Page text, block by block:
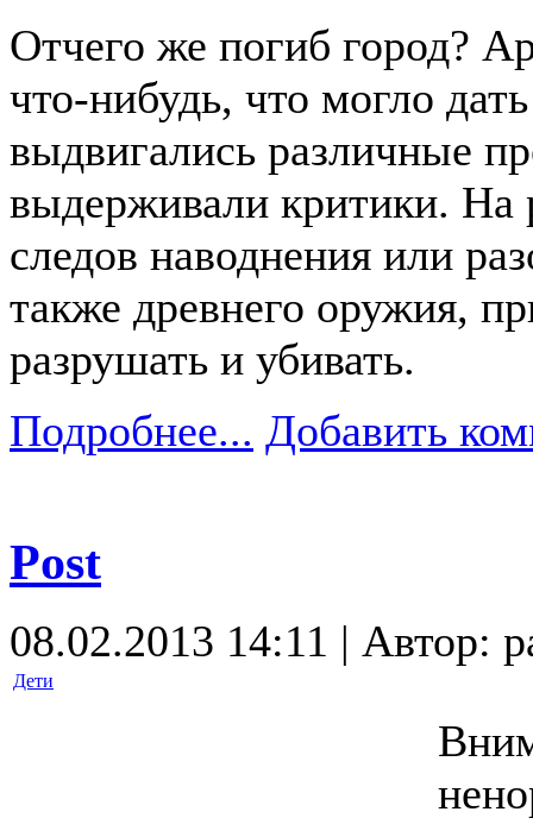
Отчего же погиб город?
что-нибудь, что могло
выдвигались различные
выдерживали критики. На
следов наводнения или
также древнего оружия,
разрушать и убивать.
Подробнее... Добавить
Post
08.02.2013 14:11 | Автор:
Дети